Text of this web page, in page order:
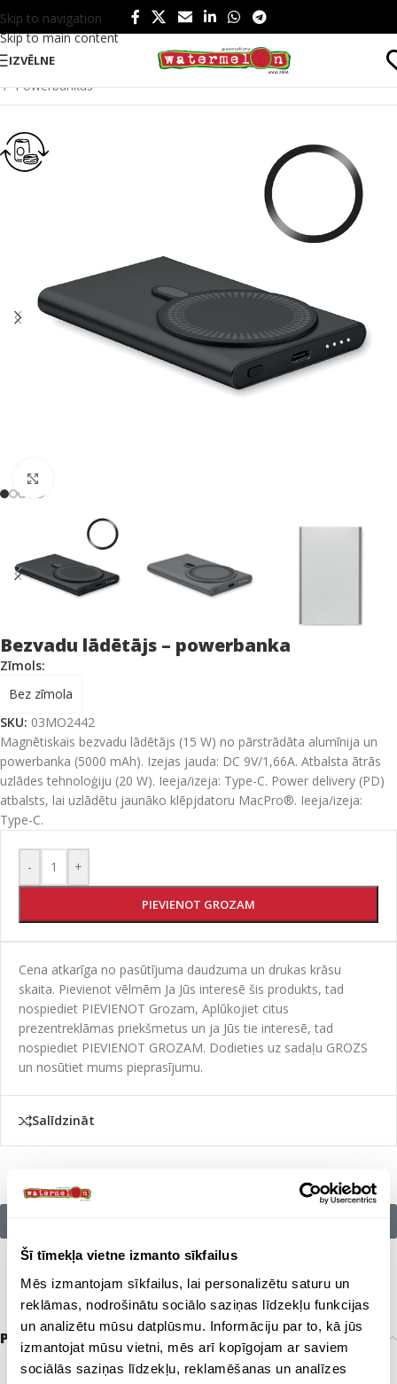
Šī tīmekļa vietne izmanto sīkfailus
Mēs izmantojam sīkfailus, lai personalizētu saturu un
reklāmas, nodrošinātu sociālo saziņas līdzekļu funkcijas
un analizētu mūsu datplūsmu. Informāciju par to, kā jūs
izmantojat mūsu vietni, mēs arī kopīgojam ar saviem
sociālās saziņas līdzekļu, reklamēšanas un analīzes
Skip to navigation
Skip to main content
IZVĒLNE
Sākums/ Tehnoloģijas un instrumenti
/ Powerbankas
Bezvadu lādētājs – powerbanka
Zīmols:
Bez zīmola
SKU: 03MO2442
Magnētiskais bezvadu lādētājs (15 W) no pārstrādāta alumīnija un
powerbanka (5000 mAh). Izejas jauda: DC 9V/1,66A. Atbalsta ātrās
uzlādes tehnoloģiju (20 W). Ieeja/izeja: Type-C. Power delivery (PD)
atbalsts, lai uzlādētu jaunāko klēpjdatoru MacPro®. Ieeja/izeja:
Type-C.
- +
PIEVIENOT GROZAM
Cena atkarīga no pasūtījuma daudzuma un drukas krāsu
skaita. Pievienot vēlmēm Ja Jūs interesē šis produkts, tad
nospiediet PIEVIENOT Grozam, Aplūkojiet citus
prezentreklāmas priekšmetus un ja Jūs tie interesē, tad
nospiediet PIEVIENOT GROZAM. Dodieties uz sadaļu GROZS
un nosūtiet mums pieprasījumu.
Salīdzināt
Papildu informācija
ZĪMOLS
Bez zīmola